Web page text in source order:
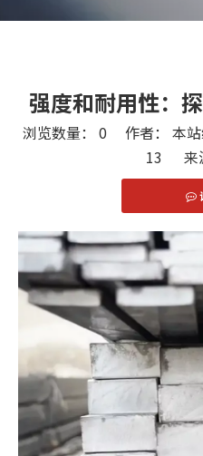
强度和耐用性：
浏览数量： 0 作者： 本
13 来